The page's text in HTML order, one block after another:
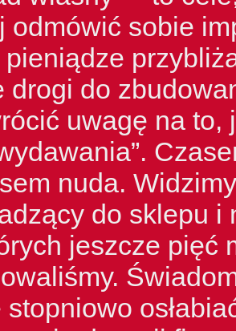
odmówić sobie
pieniądze
drogi do
uwagę na to,
nuda.
do sklepu i
jeszcze pięć
stopniowo